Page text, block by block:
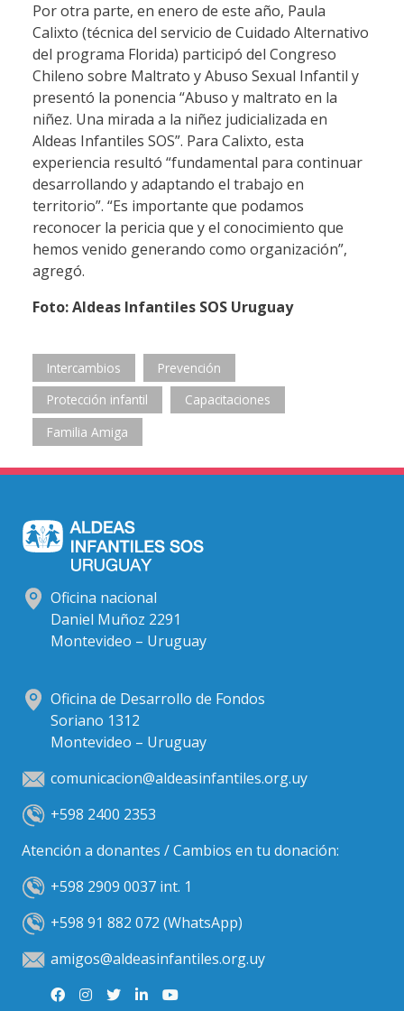
Por otra parte, en enero de este año, Paula
Calixto (técnica del servicio de Cuidado Alternativo
del programa Florida) participó del Congreso
Chileno sobre Maltrato y Abuso Sexual Infantil y
presentó la ponencia “Abuso y maltrato en la
niñez. Una mirada a la niñez judicializada en
Aldeas Infantiles SOS”. Para Calixto, esta
experiencia resultó “fundamental para continuar
desarrollando y adaptando el trabajo en
territorio”. “Es importante que podamos
reconocer la pericia que y el conocimiento que
hemos venido generando como organización”,
agregó.
Foto: Aldeas Infantiles SOS Uruguay
Intercambios
Prevención
Protección infantil
Capacitaciones
Familia Amiga
Oficina nacional
Daniel Muñoz 2291
Montevideo – Uruguay
Oficina de Desarrollo de Fondos
Soriano 1312
Montevideo – Uruguay
comunicacion@aldeasinfantiles.org.uy
+598 2400 2353
Atención a donantes / Cambios en tu donación:
+598 2909 0037 int. 1
+598 91 882 072 (WhatsApp)
amigos@aldeasinfantiles.org.uy